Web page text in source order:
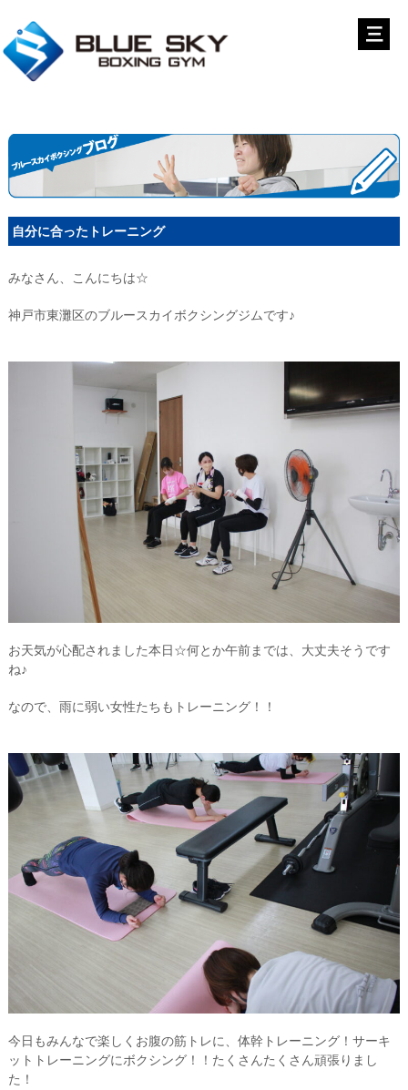
自分に合ったトレーニング
みなさん、こんにちは☆
神戸市東灘区のブルースカイボクシングジムです♪
お天気が心配されました本日☆何とか午前までは、大丈夫そうです
ね♪
なので、雨に弱い女性たちもトレーニング！！
今日もみんなで楽しくお腹の筋トレに、体幹トレーニング！サーキ
ットトレーニングにボクシング！！たくさんたくさん頑張りまし
た！